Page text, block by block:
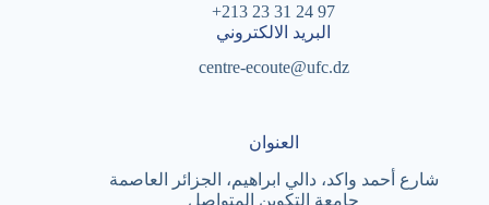
97 24 31 23 213+
البريد الالكتروني
centre-ecoute@ufc.dz
العنوان
شارع أحمد واكد، دالي ابراهيم، الجزائر العاصمة
جامعة التكوين المتواصل